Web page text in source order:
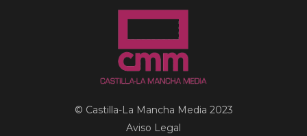
© Castilla-La Mancha Media 2023
Aviso Legal